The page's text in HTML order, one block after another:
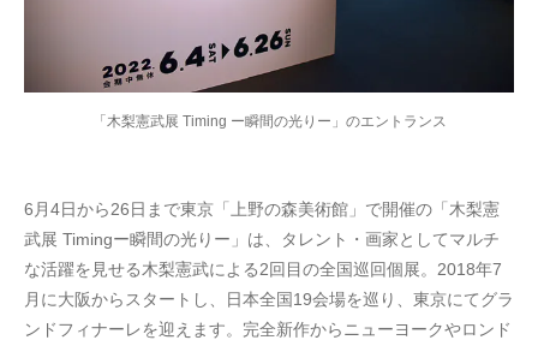
「木梨憲武展 Timing ー瞬間の光りー」のエントランス
6月4日から26日まで東京「上野の森美術館」で開催の「木梨憲
武展 Timingー瞬間の光りー」は、タレント・画家としてマルチ
な活躍を見せる木梨憲武による2回目の全国巡回個展。2018年7
月に大阪からスタートし、日本全国19会場を巡り、東京にてグラ
ンドフィナーレを迎えます。完全新作からニューヨークやロンド